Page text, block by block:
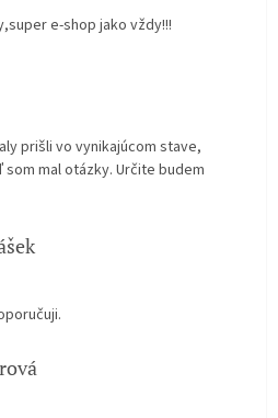
e-shop jako vždy!!!
je 5 z 5 hvězdiček.
prišli vo vynikajúcom stave,
mal otázky. Určite budem
je 5 z 5 hvězdiček.
je 5 z 5 hvězdiček.